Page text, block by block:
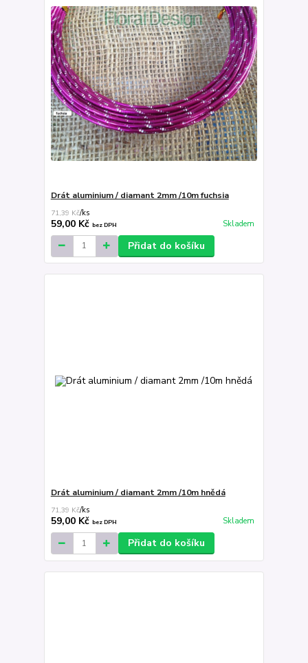
Drát aluminium / diamant 2mm /10m fuchsia
71,39 Kč/ks
59,00 Kč bez DPH Skladem
Přidat do košíku
Drát aluminium / diamant 2mm /10m hnědá
71,39 Kč/ks
59,00 Kč bez DPH Skladem
Přidat do košíku